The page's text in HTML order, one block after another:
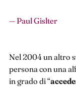
— Paul Gislter
Nel 2004 un altro
persona con una
in grado di “